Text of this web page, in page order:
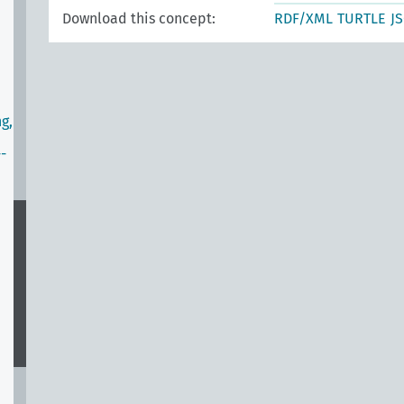
Download this concept: RDF/XML TURTLE